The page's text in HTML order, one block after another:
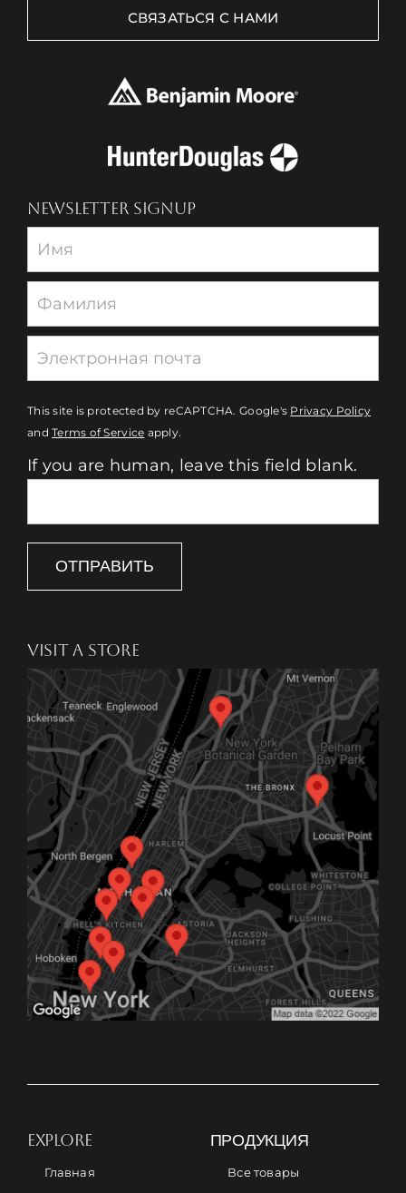
СВЯЗАТЬСЯ С НАМИ
NEWSLETTER SIGNUP
Newsletter
This site is protected by reCAPTCHA. Google's Privacy Policy
andTerms of Service apply.
If you are human, leave this field blank.
ОТПРАВИТЬ
VISIT A STORE
EXPLORE
Главная
ПРОДУКЦИЯ
Все товары